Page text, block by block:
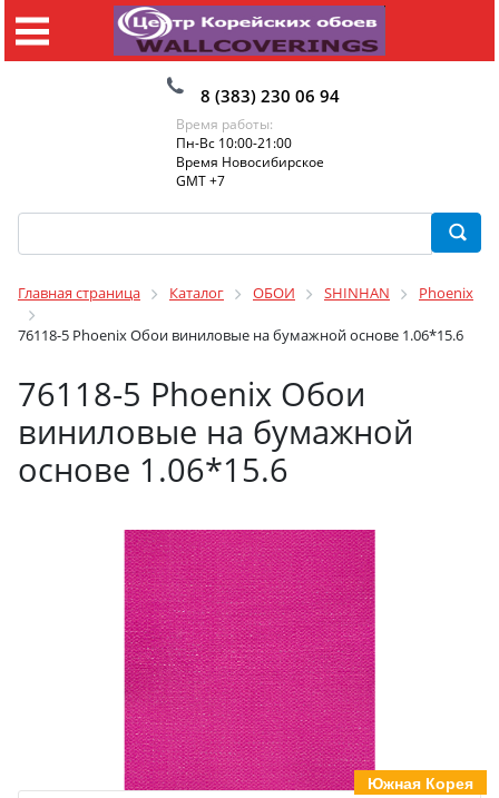
8 (383) 230 06 94
Время работы:
Пн-Вс 10:00-21:00
Время Новосибирское
GMT +7
Главная страница Каталог ОБОИ SHINHAN Phoenix
76118-5 Phoenix Обои виниловые на бумажной основе 1.06*15.6
76118-5 Phoenix Обои
виниловые на бумажной
основе 1.06*15.6
Южная Корея